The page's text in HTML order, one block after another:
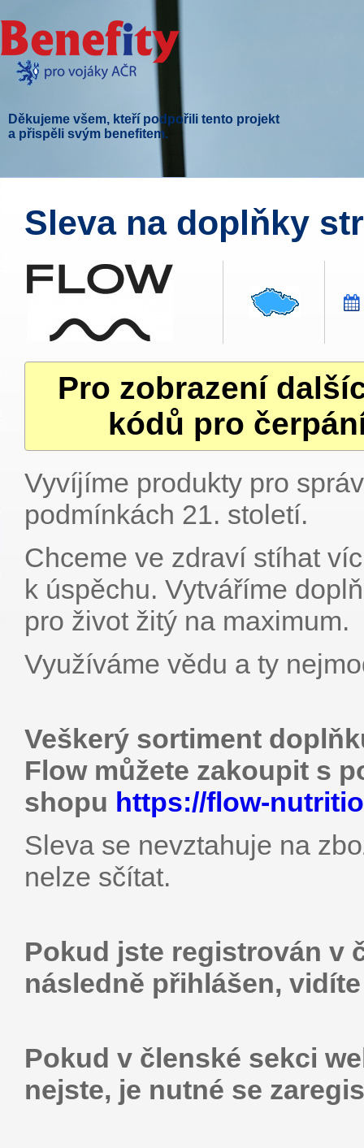
Děkujeme všem, kteří podpořili tento projekt
a přispěli svým benefitem.
Sleva na doplňky
Pro zobrazení
kódů pro
Vyvíjíme produkty pro
podmínkách 21. století.
Chceme ve zdraví stíhat
k úspěchu. Vytváříme
pro život žitý na maximum.
Využíváme vědu a ty
Veškerý sortiment
Flow můžete zakoupit s
shopu https://flow-
Sleva se nevztahuje na
nelze sčítat.
Pokud jste registrován v
následně přihlášen,
Pokud v členské sekci
nejste, je nutné se